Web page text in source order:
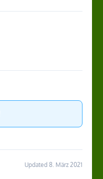
Updated 8. März 2021